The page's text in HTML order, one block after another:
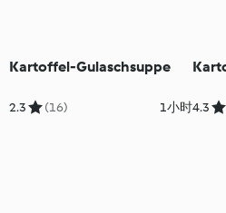
Kartoffel-Gulaschsuppe
2.3 (16) 1小时4.3